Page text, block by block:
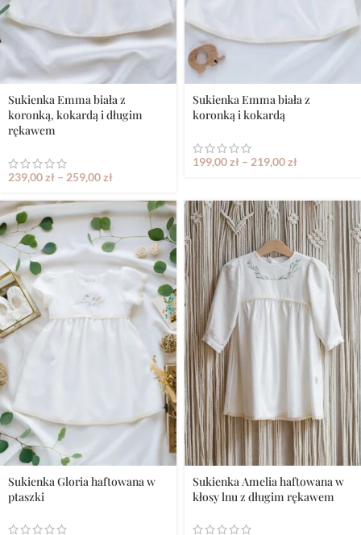
Sukienka Emma biała z
koronką, kokardą i długim
rękawem
239,00zł – 259,00zł
Sukienka Emma biała z
koronką i kokardą
199,00zł – 219,00zł
Sukienka Gloria haftowana w
ptaszki
Sukienka Amelia haftowana w
kłosy lnu z długim rękawem